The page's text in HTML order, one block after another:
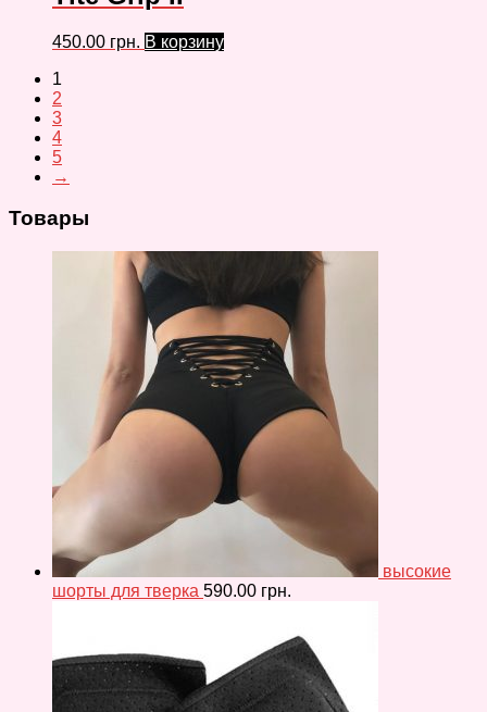
450.00 грн. В корзину
1
2
3
4
5
→
Товары
высокие
шорты для тверка 590.00 грн.